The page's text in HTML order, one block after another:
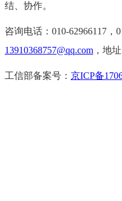
结、协作。
咨询电话：010-62966117，0
13910368757@qq.com ，地
工信部备案号： 京ICP备